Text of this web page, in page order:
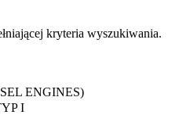
kryteria wyszukiwania.
ENGINES)
I